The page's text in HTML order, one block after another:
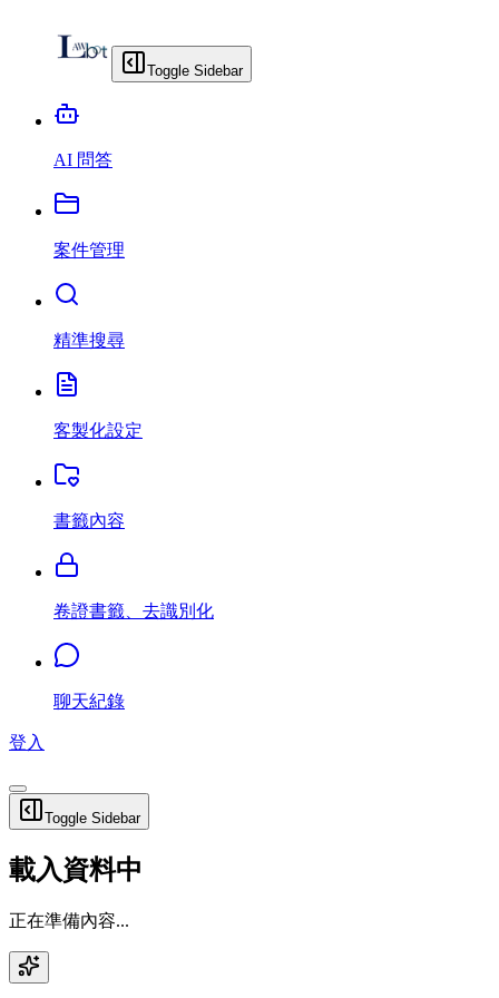
Toggle Sidebar
AI 問答
案件管理
精準搜尋
客製化設定
書籤內容
卷證書籤、去識別化
聊天紀錄
登入
Toggle Sidebar
載入資料中
正在準備內容...